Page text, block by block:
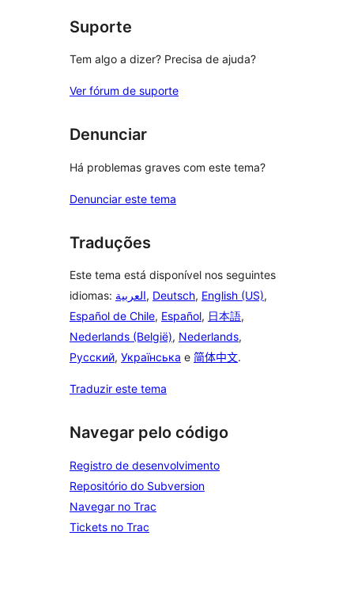
Suporte
Tem algo a dizer? Precisa de ajuda?
Ver fórum de suporte
Denunciar
Há problemas graves com este tema?
Denunciar este tema
Traduções
Este tema está disponível nos seguintes
idiomas: العربية, Deutsch, English (US),
Español de Chile, Español, 日本語,
Nederlands (België), Nederlands,
Русский, Українська e 简体中文.
Traduzir este tema
Navegar pelo código
Registro de desenvolvimento
Repositório do Subversion
Navegar no Trac
Tickets no Trac